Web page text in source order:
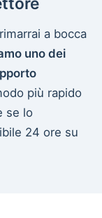
a bocca
uno dei
più rapido
se lo
24 ore su